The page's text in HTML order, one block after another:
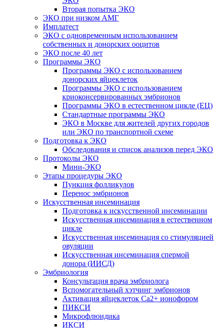
Вторая попытка ЭКО
ЭКО при низком АМГ
Имплатест
ЭКО с одновременным использованием
собственных и донорских ооцитов
ЭКО после 40 лет
Программы ЭКО
Программы ЭКО с использованием
донорских яйцеклеток
Программы ЭКО с использованием
криоконсервированных эмбрионов
Программы ЭКО в естественном цикле (ЕЦ)
Стандартные программы ЭКО
ЭКО в Москве для жителей других городов
или ЭКО по транспортной схеме
Подготовка к ЭКО
Обследования и список анализов перед ЭКО
Протоколы ЭКО
Мини-ЭКО
Этапы процедуры ЭКО
Пункция фолликулов
Перенос эмбрионов
Искусственная инсеминация
Подготовка к искусственной инсеминации
Искусственная инсеминация в естественном
цикле
Искусственная инсеминация со стимуляцией
овуляции
Искусственная инсеминация спермой
донора (ИИСД)
Эмбриология
Консультация врача эмбриолога
Вспомогательный хэтчинг эмбрионов
Активация яйцеклеток Са2+ ионофором
ПИКСИ
Микрофлюидика
ИКСИ